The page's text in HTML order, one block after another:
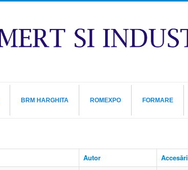
BRM HARGHITA ROMEXPO FORMARE
Autor
Accesări